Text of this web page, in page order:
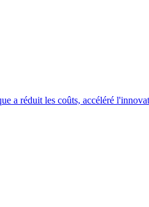
a réduit les coûts, accéléré